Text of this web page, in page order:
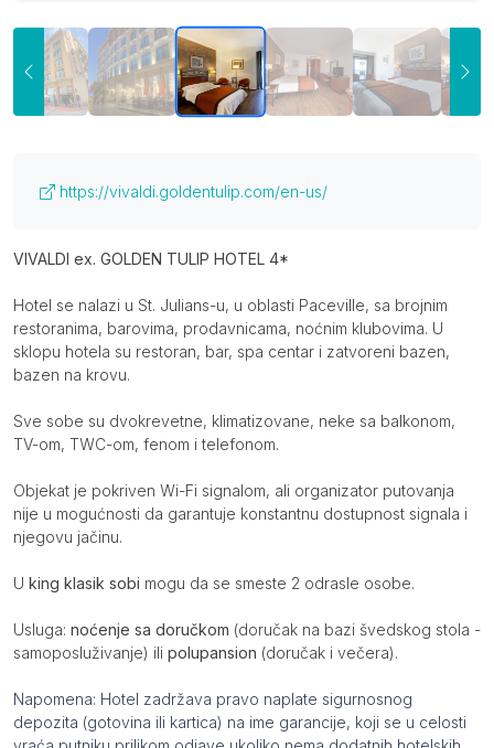
Više o smeštaju (otvoriti u novom tabu)
https://vivaldi.goldentulip.com/en-us/
Opis
VIVALDI ex. GOLDEN TULIP HOTEL 4*
Hotel se nalazi u St. Julians-u, u oblasti Paceville, sa brojnim
restoranima, barovima, prodavnicama, noćnim klubovima. U
sklopu hotela su restoran, bar, spa centar i zatvoreni bazen,
bazen na krovu.
Sve sobe su dvokrevetne, klimatizovane, neke sa balkonom,
TV-om, TWC-om, fenom i telefonom.
Objekat je pokriven Wi-Fi signalom, ali organizator putovanja
nije u mogućnosti da garantuje konstantnu dostupnost signala i
njegovu jačinu.
U king klasik sobi mogu da se smeste 2 odrasle osobe.
Usluga: noćenje sa doručkom (doručak na bazi švedskog stola -
samoposluživanje) ili polupansion (doručak i večera).
Napomena: Hotel zadržava pravo naplate sigurnosnog
depozita (gotovina ili kartica) na ime garancije, koji se u celosti